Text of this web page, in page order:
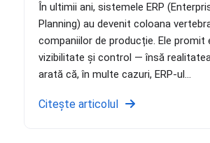
În ultimii ani, sistemele ERP
Planning) au devenit coloana
companiilor de producție. Ele promit
vizibilitate și control — însă
arată că, în multe cazuri, ERP-ul...
Citește articolul